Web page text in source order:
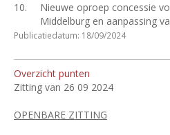
10.
Nieuwe oproep concessie
Middelburg en aanpassing
Publicatiedatum: 18/09/2024
Overzicht punten
Zitting van 26 09 2024
OPENBARE ZITTING